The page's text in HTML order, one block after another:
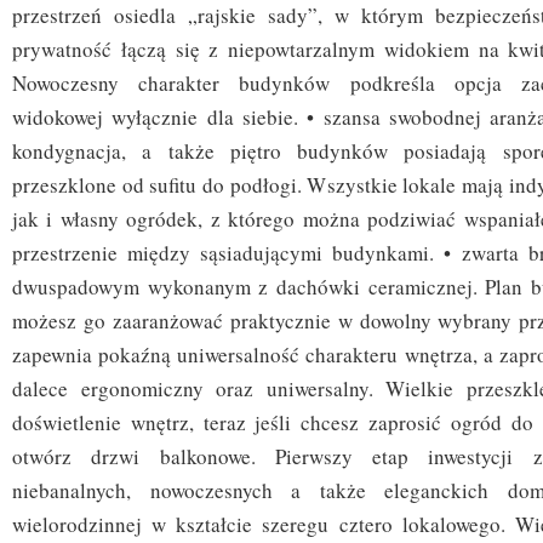
przestrzeń osiedla „rajskie sady”, w którym
prywatność łączą się z niepowtarzalnym widokiem na
Nowoczesny charakter budynków podkreśla opcja
widokowej wyłącznie dla siebie. • szansa swobodnej
kondygnacja, a także piętro budynków posiadają
przeszklone od sufitu do podłogi. Wszystkie lokale mają
jak i własny ogródek, z którego można podziwiać
przestrzenie między sąsiadującymi budynkami. • zwarta
dwuspadowym wykonanym z dachówki ceramicznej. Plan
możesz go zaaranżować praktycznie w dowolny wybrany
zapewnia pokaźną uniwersalność charakteru wnętrza, a
dalece ergonomiczny oraz uniwersalny. Wielkie
doświetlenie wnętrz, teraz jeśli chcesz zaprosić ogród
otwórz drzwi balkonowe. Pierwszy etap inwestycji
niebanalnych, nowoczesnych a także eleganckich
wielorodzinnej w kształcie szeregu cztero lokalowego.